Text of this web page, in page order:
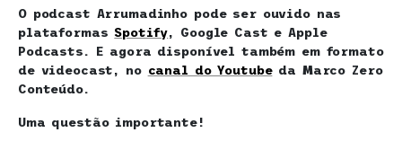
O podcast Arrumadinho pode ser ouvido nas
plataformas Spotify, Google Cast e Apple
Podcasts. E agora disponível também em formato
de videocast, no canal do Youtubeda Marco Zero
Conteúdo.
Uma questão importante!